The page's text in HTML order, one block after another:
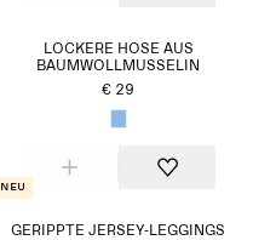
LOCKERE HOSE AUS
BAUMWOLLMUSSELIN
€ 29
Neu
GERIPPTE JERSEY-LEGGINGS